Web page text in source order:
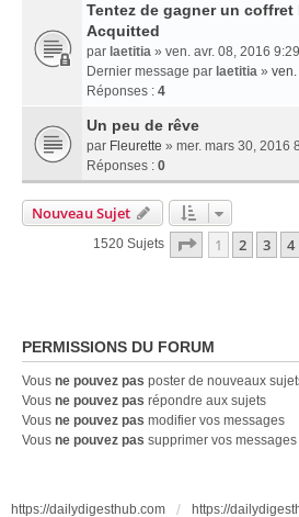
Tentez de gagner un coffret
Acquitted
par laetitia » ven. avr. 08, 2016
Dernier message par laetitia »
Réponses : 4
Un peu de rêve
par Fleurette » mer. mars 30, 2016
Réponses : 0
Nouveau Sujet
1520 Sujets Page 1Sur31
1 2 3 4
PERMISSIONS DU FORUM
Vous ne pouvez pas poster de nouveaux
Vous ne pouvez pas répondre aux sujets
Vous ne pouvez pas modifier vos messages
Vous ne pouvez pas supprimer vos messages
https://dailydigesthub.com https://